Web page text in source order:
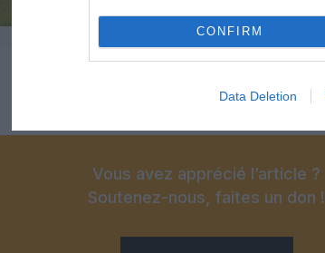
CONFIRM
Data Deletion
©Saudia Cargo / Alec Wilson
Vous avez apprécié l’article ?
Soutenez-nous, faites un don !